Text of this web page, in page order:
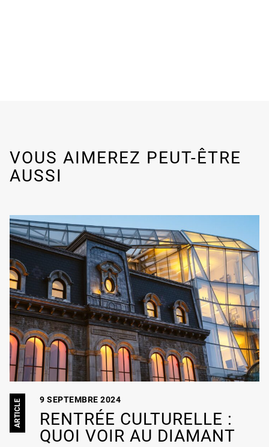
VOUS AIMEREZ PEUT-ÊTRE
AUSSI
ARTICLE
RENTRÉE CULTURELLE :
QUOI VOIR AU DIAMANT
9 SEPTEMBRE 2024